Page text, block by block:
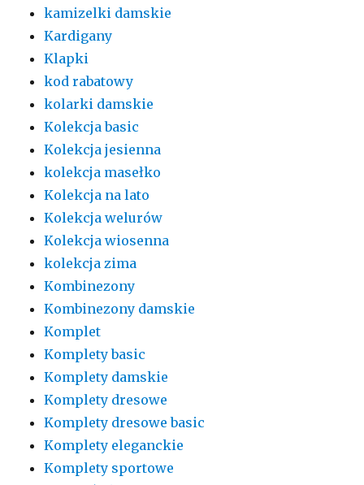
kamizelki damskie
Kardigany
Klapki
kod rabatowy
kolarki damskie
Kolekcja basic
Kolekcja jesienna
kolekcja masełko
Kolekcja na lato
Kolekcja welurów
Kolekcja wiosenna
kolekcja zima
Kombinezony
Kombinezony damskie
Komplet
Komplety basic
Komplety damskie
Komplety dresowe
Komplety dresowe basic
Komplety eleganckie
Komplety sportowe